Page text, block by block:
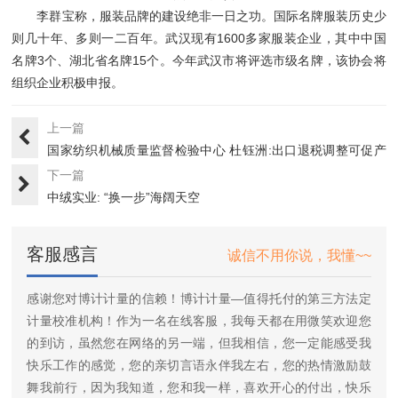
李群宝称，服装品牌的建设绝非一日之功。国际名牌服装历史少
则几十年、多则一二百年。武汉现有1600多家服装企业，其中中国
名牌3个、湖北省名牌15个。今年武汉市将评选市级名牌，该协会将
组织企业积极申报。
上一篇
国家纺织机械质量监督检验中心 杜钰洲:出口退税调整可促产
业加···
下一篇
中绒实业: “换一步”海阔天空
客服感言 诚信不用你说，我懂~~
感谢您对博计计量的信赖！博计计量—值得托付的第三方法定
计量校准机构！作为一名在线客服，我每天都在用微笑欢迎您
的到访，虽然您在网络的另一端，但我相信，您一定能感受我
快乐工作的感觉，您的亲切言语永伴我左右，您的热情激励鼓
舞我前行，因为我知道，您和我一样，喜欢开心的付出，快乐